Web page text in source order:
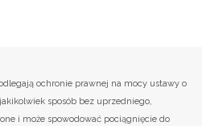
ochronie prawnej na mocy ustawy o
sposób bez uprzedniego,
i może spowodować pociągnięcie do